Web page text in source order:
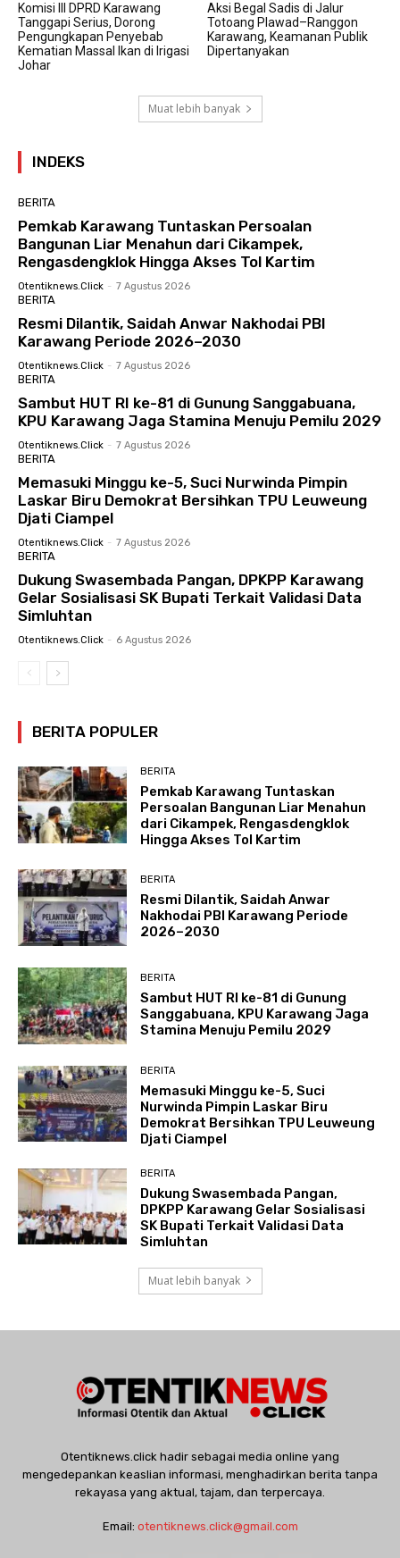
Komisi III DPRD Karawang
Tanggapi Serius, Dorong
Pengungkapan Penyebab
Kematian Massal Ikan di Irigasi
Johar
Aksi Begal Sadis di Jalur
Totoang Plawad–Ranggon
Karawang, Keamanan Publik
Dipertanyakan
Muat lebih banyak
INDEKS
BERITA
Pemkab Karawang Tuntaskan Persoalan
Bangunan Liar Menahun dari Cikampek,
Rengasdengklok Hingga Akses Tol Kartim
Otentiknews.click - 7 Agustus 2026
BERITA
Resmi Dilantik, Saidah Anwar Nakhodai PBI
Karawang Periode 2026–2030
Otentiknews.click - 7 Agustus 2026
BERITA
Sambut HUT RI ke-81 di Gunung Sanggabuana,
KPU Karawang Jaga Stamina Menuju Pemilu 2029
Otentiknews.click - 7 Agustus 2026
BERITA
Memasuki Minggu ke-5, Suci Nurwinda Pimpin
Laskar Biru Demokrat Bersihkan TPU Leuweung
Djati Ciampel
Otentiknews.click - 7 Agustus 2026
BERITA
Dukung Swasembada Pangan, DPKPP Karawang
Gelar Sosialisasi SK Bupati Terkait Validasi Data
Simluhtan
Otentiknews.click - 6 Agustus 2026
BERITA POPULER
BERITA
Pemkab Karawang Tuntaskan
Persoalan Bangunan Liar Menahun
dari Cikampek, Rengasdengklok
Hingga Akses Tol Kartim
BERITA
Resmi Dilantik, Saidah Anwar
Nakhodai PBI Karawang Periode
2026–2030
BERITA
Sambut HUT RI ke-81 di Gunung
Sanggabuana, KPU Karawang Jaga
Stamina Menuju Pemilu 2029
BERITA
Memasuki Minggu ke-5, Suci
Nurwinda Pimpin Laskar Biru
Demokrat Bersihkan TPU Leuweung
Djati Ciampel
BERITA
Dukung Swasembada Pangan,
DPKPP Karawang Gelar Sosialisasi
SK Bupati Terkait Validasi Data
Simluhtan
Muat lebih banyak
Otentiknews.click hadir sebagai media online yang
mengedepankan keaslian informasi, menghadirkan berita tanpa
rekayasa yang aktual, tajam, dan terpercaya.
Email: otentiknews.click@gmail.com